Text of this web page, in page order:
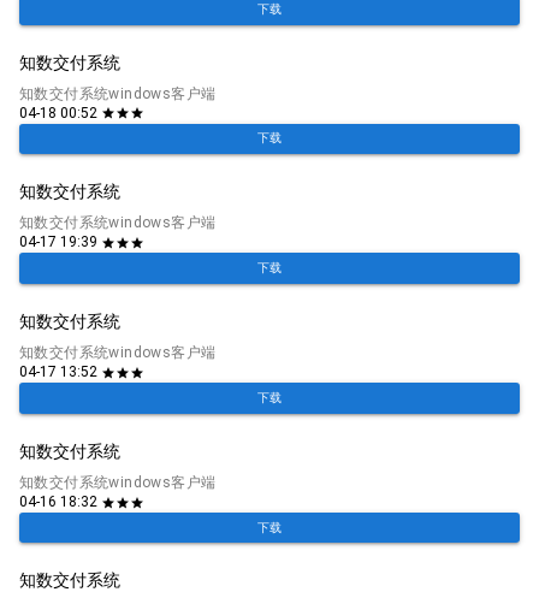
下载
知数交付系统
知数交付系统windows客户端
04-18 00:52 starstarstar
下载
知数交付系统
知数交付系统windows客户端
04-17 19:39 starstarstar
下载
知数交付系统
知数交付系统windows客户端
04-17 13:52 starstarstar
下载
知数交付系统
知数交付系统windows客户端
04-16 18:32 starstarstar
下载
知数交付系统